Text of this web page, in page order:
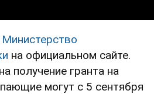
Министерство
на официальном сайте.
получение гранта на
могут с 5 сентября